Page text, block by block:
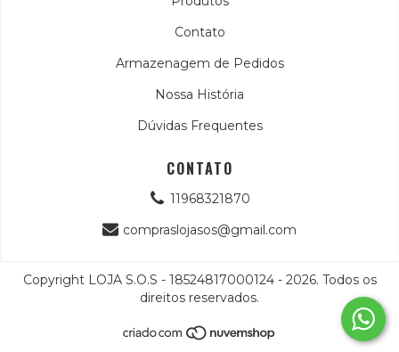
Contato
Armazenagem de Pedidos
Nossa História
Dúvidas Frequentes
CONTATO
11968321870
compraslojasos@gmail.com
Copyright LOJA S.O.S - 18524817000124 - 2026. Todos os
direitos reservados.